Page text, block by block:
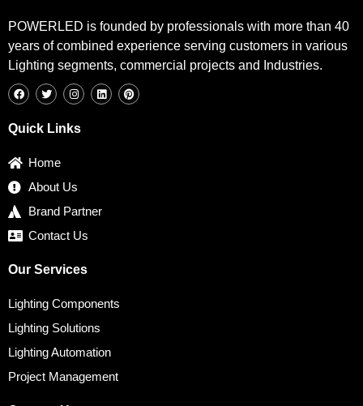
POWERLED is founded by professionals with more than 40
years of combined experience serving customers in various
Lighting segments, commercial projects and Industries.
a
c
o
w
i
t
e
n
s
g
i
n
i
n
Quick Links
Home
About Us
Brand Partner
Contact Us
Our Services
Lighting Components
Lighting Solutions
Lighting Automation
Project Management